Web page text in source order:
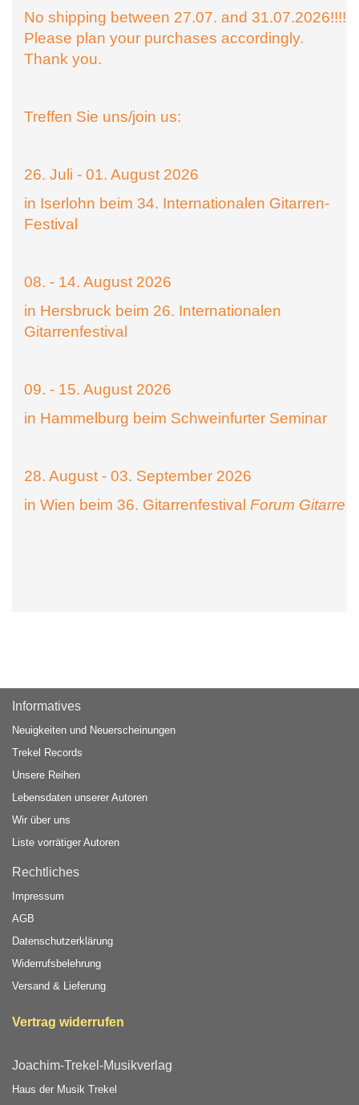
No shipping between 27.07. and 31.07.2026!!!!
Please plan your purchases accordingly.
Thank you.
Treffen Sie uns/join us:
26. Juli - 01. August 2026
in Iserlohn beim 34. Internationalen Gitarren-
Festival
08. - 14. August 2026
in Hersbruck beim 26. Internationalen
Gitarrenfestival
09. - 15. August 2026
in Hammelburg beim Schweinfurter Seminar
28. August - 03. September 2026
in Wien beim 36. Gitarrenfestival Forum Gitarre
Informatives
Neuigkeiten und Neuerscheinungen
Trekel Records
Unsere Reihen
Lebensdaten unserer Autoren
Wir über uns
Liste vorrätiger Autoren
Rechtliches
Impressum
AGB
Datenschutzerklärung
Widerrufsbelehrung
Versand & Lieferung
Vertrag widerrufen
Joachim-Trekel-Musikverlag
Haus der Musik Trekel